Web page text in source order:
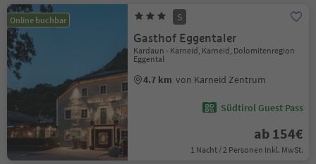
Online buchbar S
Gasthof Eggentaler
Kardaun - Karneid, Karneid, Dolomitenregion
Eggental
4.7 km von Karneid Zentrum
Südtirol Guest Pass
ab 154€
1 Nacht / 2 Personen Inkl. MwSt.